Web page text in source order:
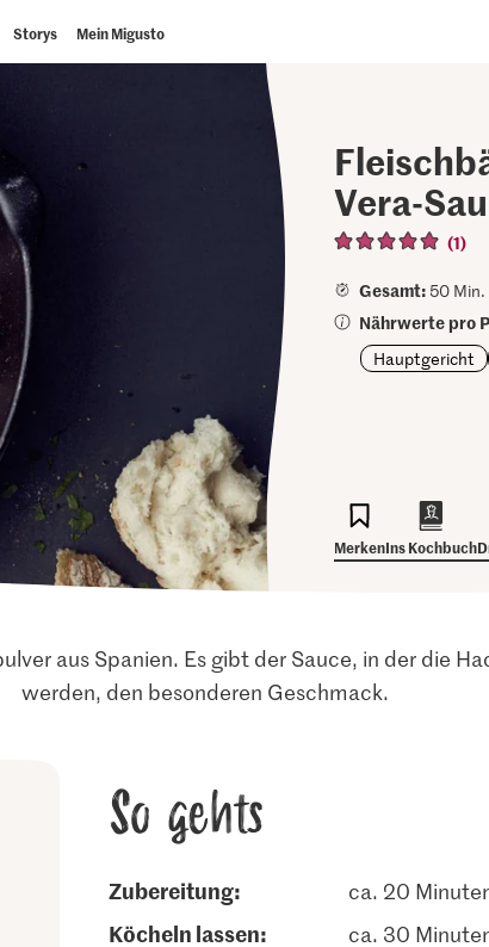
Storys Mein Migusto
Vera-
(1)
Gesamt: 50
Nährwerte pro
Hauptgericht
MerkenIns Kochbuch
aus Spanien. Es gibt der Sauce, in der die
werden, den besonderen Geschmack.
So gehts
Zubereitung: ca. 20
köcheln lassen: ca. 30